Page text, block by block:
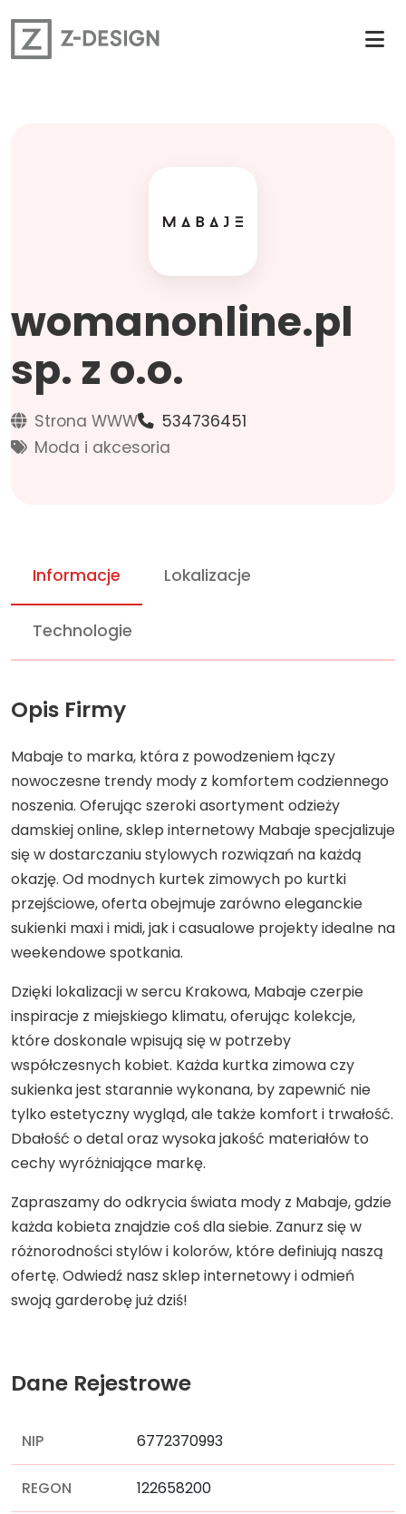
womanonline.pl
sp. z o.o.
Strona WWW
534736451
Moda i akcesoria
Informacje Lokalizacje
Technologie
Opis Firmy
Mabaje to marka, która z powodzeniem łączy
nowoczesne trendy mody z komfortem codziennego
noszenia. Oferując szeroki asortyment odzieży
damskiej online, sklep internetowy Mabaje specjalizuje
się w dostarczaniu stylowych rozwiązań na każdą
okazję. Od modnych kurtek zimowych po kurtki
przejściowe, oferta obejmuje zarówno eleganckie
sukienki maxi i midi, jak i casualowe projekty idealne na
weekendowe spotkania.
Dzięki lokalizacji w sercu Krakowa, Mabaje czerpie
inspiracje z miejskiego klimatu, oferując kolekcje,
które doskonale wpisują się w potrzeby
współczesnych kobiet. Każda kurtka zimowa czy
sukienka jest starannie wykonana, by zapewnić nie
tylko estetyczny wygląd, ale także komfort i trwałość.
Dbałość o detal oraz wysoka jakość materiałów to
cechy wyróżniające markę.
Zapraszamy do odkrycia świata mody z Mabaje, gdzie
każda kobieta znajdzie coś dla siebie. Zanurz się w
różnorodności stylów i kolorów, które definiują naszą
ofertę. Odwiedź nasz sklep internetowy i odmień
swoją garderobę już dziś!
Dane Rejestrowe
NIP 6772370993
REGON 122658200